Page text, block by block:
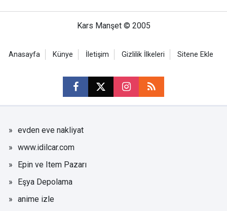
Kars Manşet © 2005
Anasayfa Künye İletişim Gizlilik İlkeleri Sitene Ekle
evden eve nakliyat
www.idilcar.com
Epin ve Item Pazarı
Eşya Depolama
anime izle